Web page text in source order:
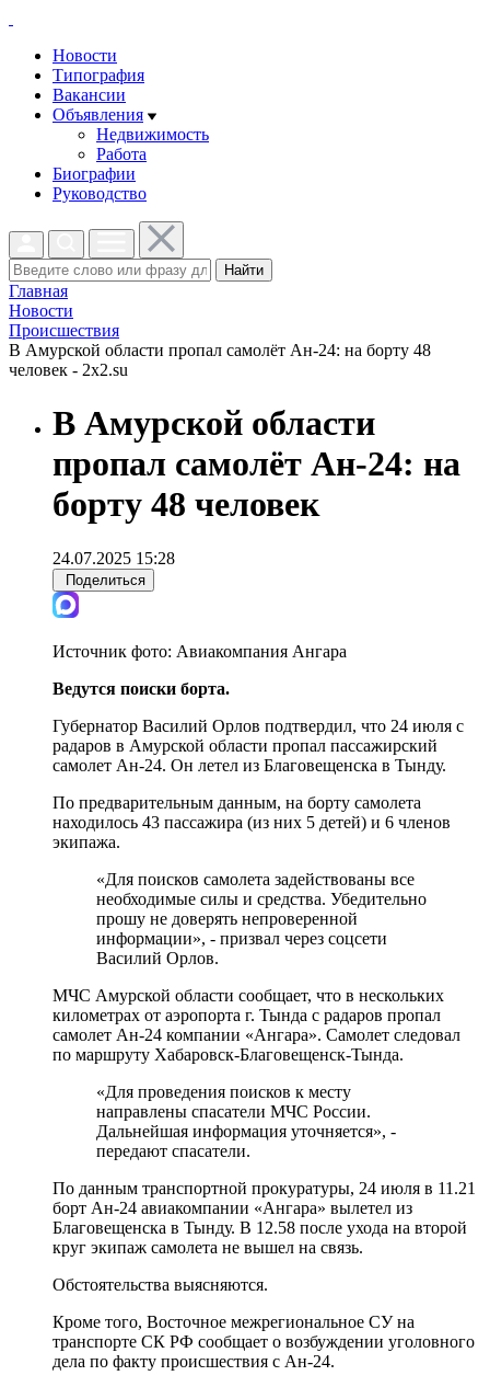
Новости
Типография
Вакансии
Объявления
Недвижимость
Работа
Биографии
Руководство
Найти
Главная
Новости
Проиcшествия
В Амурской области пропал самолёт Ан-24: на борту 48
человек - 2x2.su
В Амурской области
пропал самолёт Ан-24: на
борту 48 человек
24.07.2025 15:28
Поделиться
Источник фото: Авиакомпания Ангара
Ведутся поиски борта.
Губернатор Василий Орлов подтвердил, что 24 июля с
радаров в Амурской области пропал пассажирский
самолет Ан-24. Он летел из Благовещенска в Тынду.
По предварительным данным, на борту самолета
находилось 43 пассажира (из них 5 детей) и 6 членов
экипажа.
«Для поисков самолета задействованы все
необходимые силы и средства. Убедительно
прошу не доверять непроверенной
информации», - призвал через соцсети
Василий Орлов.
МЧС Амурской области сообщает, что в нескольких
километрах от аэропорта г. Тында с радаров пропал
самолет Ан-24 компании «Ангара». Самолет следовал
по маршруту Хабаровск-Благовещенск-Тында.
«Для проведения поисков к месту
направлены спасатели МЧС России.
Дальнейшая информация уточняется», -
передают спасатели.
По данным транспортной прокуратуры, 24 июля в 11.21
борт Ан-24 авиакомпании «Ангара» вылетел из
Благовещенска в Тынду. В 12.58 после ухода на второй
круг экипаж самолета не вышел на связь.
Обстоятельства выясняются.
Кроме того, Восточное межрегиональное СУ на
транспорте СК РФ сообщает о возбуждении уголовного
дела по факту происшествия с Ан-24.